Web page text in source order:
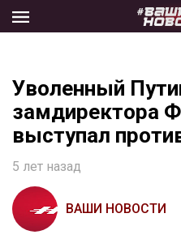
the
Уволенный
замдиректора
выступал
5 лет назад
ВАШИ НОВОСТИ